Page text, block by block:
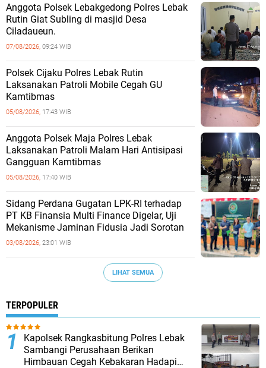
Anggota Polsek Lebakgedong Polres Lebak
Rutin Giat Subling di masjid Desa
Ciladaueun.
07/08/2026, 09:24 WIB
Polsek Cijaku Polres Lebak Rutin
Laksanakan Patroli Mobile Cegah GU
Kamtibmas
05/08/2026, 17:43 WIB
Anggota Polsek Maja Polres Lebak
Laksanakan Patroli Malam Hari Antisipasi
Gangguan Kamtibmas
05/08/2026, 17:40 WIB
Sidang Perdana Gugatan LPK-RI terhadap
PT KB Finansia Multi Finance Digelar, Uji
Mekanisme Jaminan Fidusia Jadi Sorotan
03/08/2026, 23:01 WIB
LIHAT SEMUA
TERPOPULER
Kapolsek Rangkasbitung Polres Lebak
Sambangi Perusahaan Berikan
Himbauan Cegah Kebakaran Hadapi